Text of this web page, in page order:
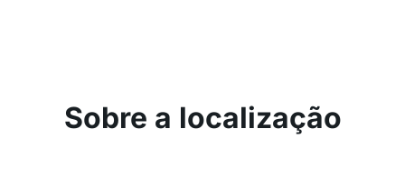
Sobre a localização